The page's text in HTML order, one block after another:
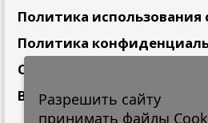
Политика использования
Политика
Сотрудничество
Вакансии
Разрешить сайту
принимать файлы